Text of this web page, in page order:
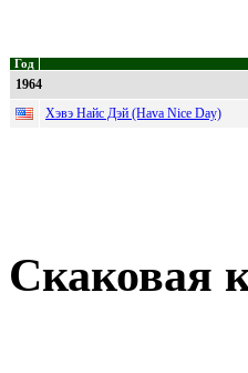
Год
1964
Хэвэ Найс Дэй (Hava Nice Day)
Скаковая